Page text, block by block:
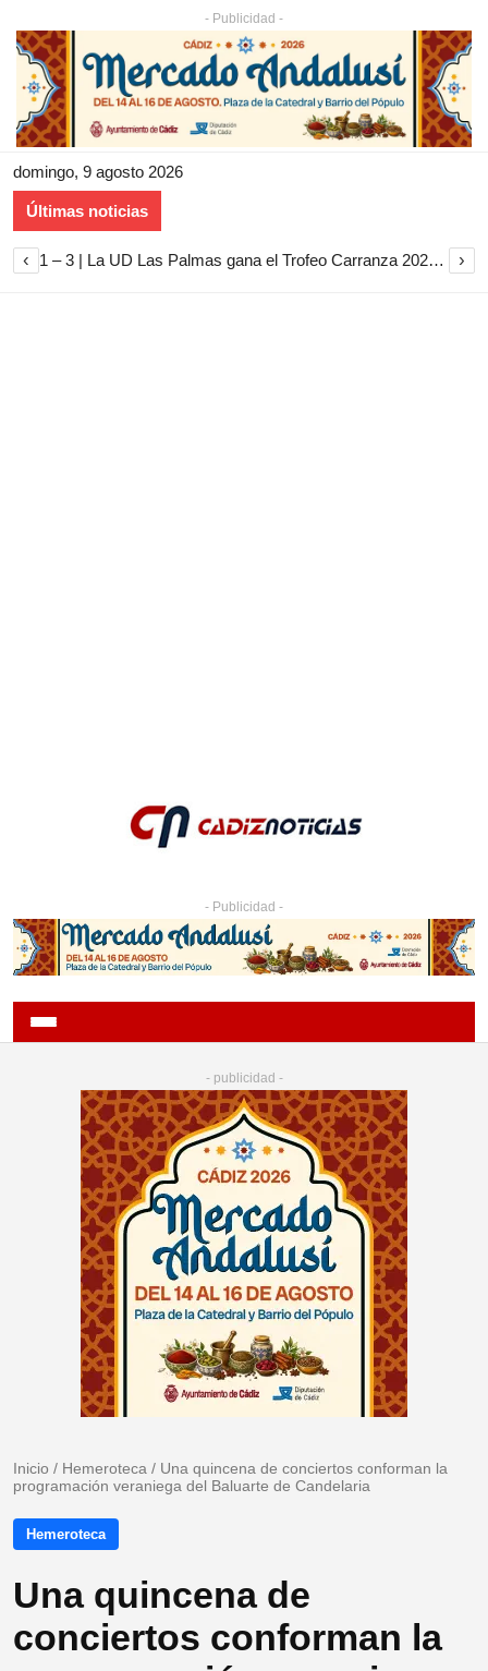
- Publicidad -
domingo, 9 agosto 2026
Últimas noticias
‹ 1 – 3 | La UD Las Palmas gana el Trofeo Carranza 2026 tras imponerse al Cádiz CF ›
- Publicidad -
- publicidad -
Inicio / Hemeroteca / Una quincena de conciertos conforman la
programación veraniega del Baluarte de Candelaria
Hemeroteca
Una quincena de
conciertos conforman la